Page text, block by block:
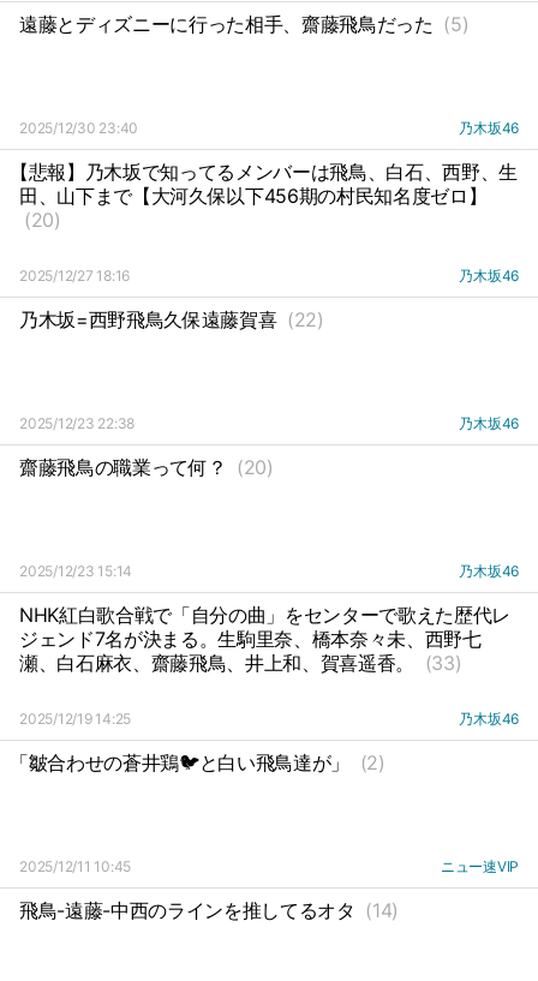
遠藤とディズニーに行った相手、齋藤飛鳥だった (5)
2025/12/30 23:40 乃木坂46
【悲報】乃木坂で知ってるメンバーは飛鳥、白石、西野、生
田、山下まで【大河久保以下456期の村民知名度ゼロ】
(20)
2025/12/27 18:16 乃木坂46
乃木坂=西野飛鳥久保遠藤賀喜 (22)
2025/12/23 22:38 乃木坂46
齋藤飛鳥の職業って何？ (20)
2025/12/23 15:14 乃木坂46
NHK紅白歌合戦で「自分の曲」をセンターで歌えた歴代レ
ジェンド7名が決まる。生駒里奈、橋本奈々未、西野七
瀬、白石麻衣、齋藤飛鳥、井上和、賀喜遥香。
(33)
2025/12/19 14:25 乃木坂46
「皺合わせの蒼井鶏🐦️と白い飛鳥達が」 (2)
2025/12/11 10:45 ニュー速VIP
飛鳥-遠藤-中西のラインを推してるオタ (14)